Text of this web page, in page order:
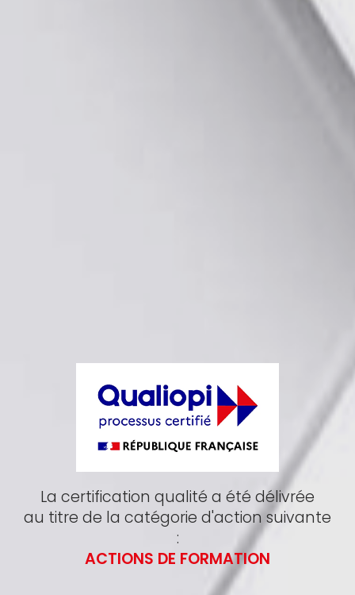
La certification qualité a été délivrée
au titre de la catégorie d'action suivante
:
ACTIONS DE FORMATION